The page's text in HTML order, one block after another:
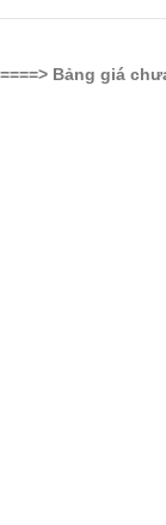
====> Bảng giá